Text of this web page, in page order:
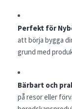
Perfekt för
att börja bygga
grund med
Bärbart och
på resor eller